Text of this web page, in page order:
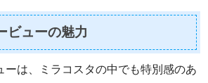
ビューの魅力
ーは、ミラコスタの中でも特別感のあ